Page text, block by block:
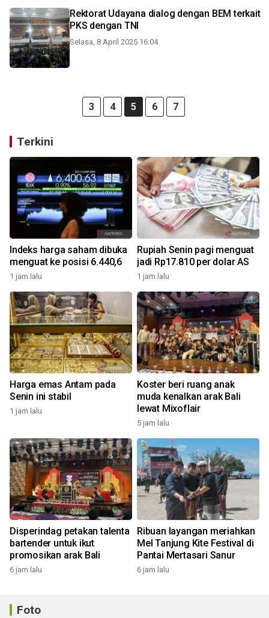
Rektorat Udayana dialog dengan BEM terkait
PKS dengan TNI
Selasa, 8 April 2025 16:04
3 4 5 6 7
Terkini
Indeks harga saham dibuka
menguat ke posisi 6.440,6
1 jam lalu
Rupiah Senin pagi menguat
jadi Rp17.810 per dolar AS
1 jam lalu
Harga emas Antam pada
Senin ini stabil
1 jam lalu
Koster beri ruang anak
muda kenalkan arak Bali
lewat Mixoflair
5 jam lalu
Disperindag petakan talenta
bartender untuk ikut
promosikan arak Bali
6 jam lalu
Ribuan layangan meriahkan
Mel Tanjung Kite Festival di
Pantai Mertasari Sanur
6 jam lalu
Foto